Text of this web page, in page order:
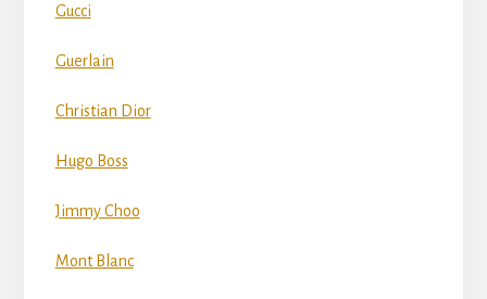
Gucci
Guerlain
Christian Dior
Hugo Boss
Jimmy Choo
Mont Blanc